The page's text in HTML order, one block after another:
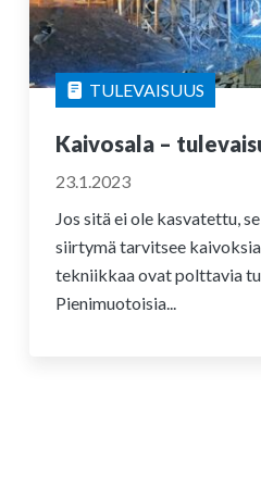
TULEVAISUUS
Kaivosala –
23.1.2023
Jos sitä ei ole kasvatettu,
siirtymä tarvitsee
tekniikkaa ovat polttavia
Pienimuotoisia...